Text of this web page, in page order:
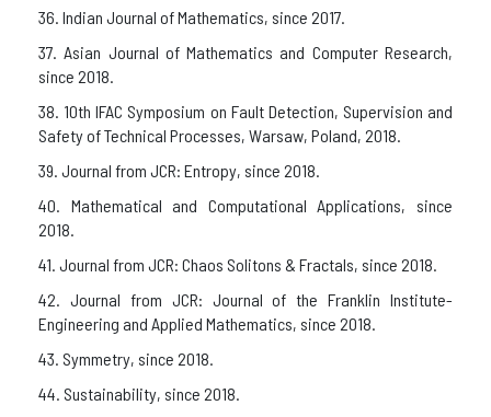
36. Indian Journal of Mathematics, since 2017.
37. Asian Journal of Mathematics and Computer Research,
since 2018.
38. 10th IFAC Symposium on Fault Detection, Supervision and
Safety of Technical Processes, Warsaw, Poland, 2018.
39. Journal from JCR: Entropy, since 2018.
40. Mathematical and Computational Applications, since
2018.
41. Journal from JCR: Chaos Solitons & Fractals, since 2018.
42. Journal from JCR: Journal of the Franklin Institute-
Engineering and Applied Mathematics, since 2018.
43. Symmetry, since 2018.
44. Sustainability, since 2018.